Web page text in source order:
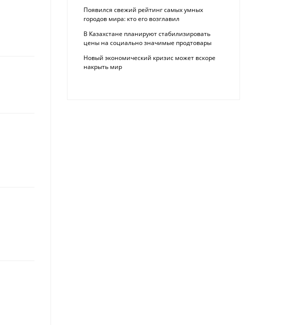
Появился свежий рейтинг самых умных
городов мира: кто его возглавил
В Казахстане планируют стабилизировать
цены на социально значимые продтовары
Новый экономический кризис может вскоре
накрыть мир